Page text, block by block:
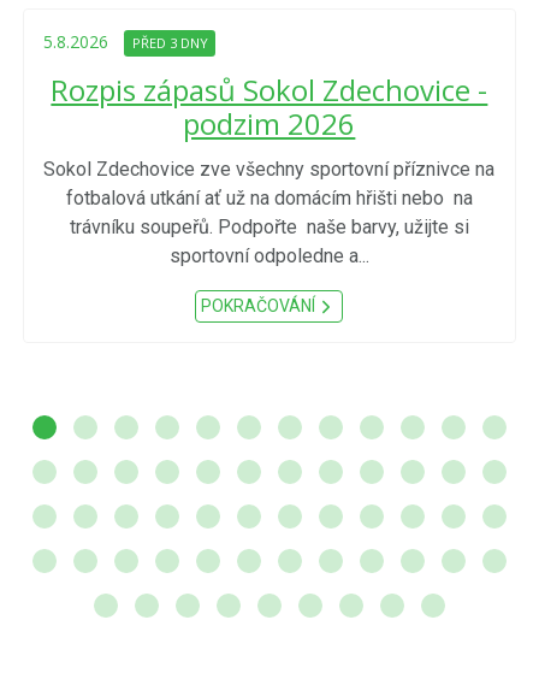
5.8.2026 PŘED 3 DNY
Rozpis zápasů Sokol Zdechovice -
podzim 2026
Sokol Zdechovice zve všechny sportovní příznivce na
fotbalová utkání ať už na domácím hřišti nebo na
trávníku soupeřů. Podpořte naše barvy, užijte si
sportovní odpoledne a...
POKRAČOVÁNÍ